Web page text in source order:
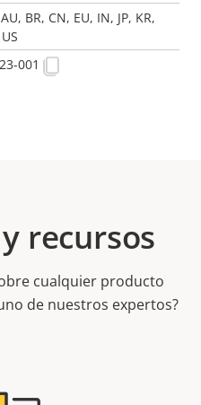
BR, CN, EU, IN, JP, KR,
001
recursos
cualquier producto
de nuestros expertos?